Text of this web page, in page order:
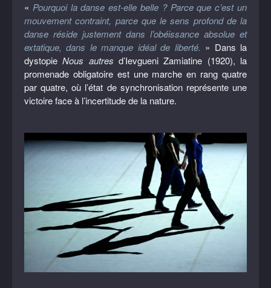
« Pourquoi la danse est-elle belle ? Parce que c’est un
mouvement contraint, parce que le sens profond de la
danse réside justement dans l’obéissance absolue et
extatique, dans le manque idéal de liberté. » Dans la
dystopieNous autres d’Ievgueni Zamiatine (1920), la
promenade obligatoire est une marche en rang quatre
par quatre, où l’état de synchronisation représente une
victoire face à l’incertitude de la nature.